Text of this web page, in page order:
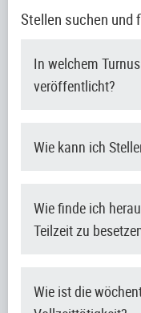
Stellen suchen und
In welchem
veröffentlicht?
Wie kann ich
Wie finde ich
Teilzeit zu
Wie ist die